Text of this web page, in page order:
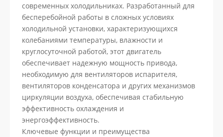
современных холодильниках. Разработанный для
бесперебойной работы в сложных условиях
холодильной установки, характеризующихся
колебаниями температуры, влажности и
круглосуточной работой, этот двигатель
обеспечивает надежную мощность привода,
необходимую для вентиляторов испарителя,
вентиляторов конденсатора и других механизмов
циркуляции воздуха, обеспечивая стабильную
эффективность охлаждения и
энергоэффективность.
Ключевые функции и преимущества